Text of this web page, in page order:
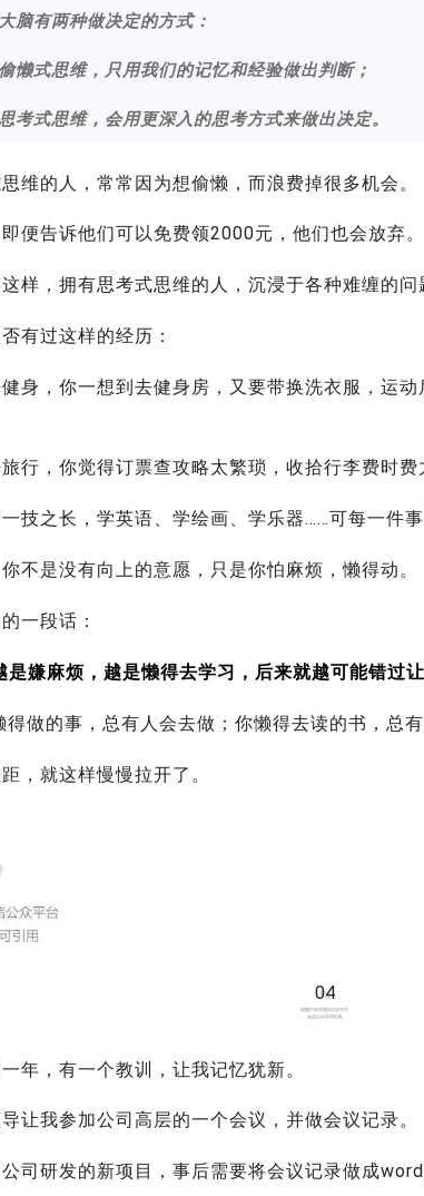
脑有两种做决定的方式：
懒式思维，只用我们的记忆和经验做出判断；
考式思维，会用更深入的思考方式来做出决定。
维的人，常常因为想偷懒，而浪费掉很多机会。
便告诉他们可以免费领2000元，他们也会放弃。
样，拥有思考式思维的人，沉浸于各种难缠的问
有过这样的经历：
身，你一想到去健身房，又要带换洗衣服，运
行，你觉得订票查攻略太繁琐，收拾行李费时费
技之长，学英语、学绘画、学乐器……可每一件
不是没有向上的意愿，只是你怕麻烦，懒得动。
一段话：
是嫌麻烦，越是懒得去学习，后来就越可能错过
得做的事，总有人会去做；你懒得去读的书，总有
，就这样慢慢拉开了。
04
年，有一个教训，让我记忆犹新。
让我参加公司高层的一个会议，并做会议记录。
司研发的新项目，事后需要将会议记录做成word